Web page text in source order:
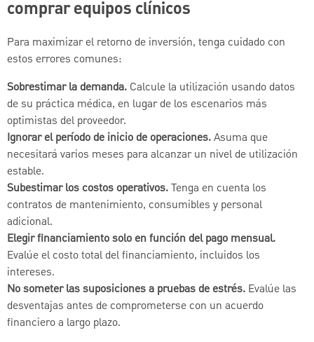
comprar equipos clínicos
Para maximizar el retorno de inversión, tenga cuidado con
estos errores comunes:
Sobrestimar la demanda. Calcule la utilización usando datos
de su práctica médica, en lugar de los escenarios más
optimistas del proveedor.
Ignorar el período de inicio de operaciones.Asuma que
necesitará varios meses para alcanzar un nivel de utilización
estable.
Subestimar los costos operativos.Tenga en cuenta los
contratos de mantenimiento, consumibles y personal
adicional.
Elegir financiamiento solo en función del pago mensual.
Evalúe el costo total del financiamiento, incluidos los
intereses.
No someter las suposiciones a pruebas de estrés. Evalúe las
desventajas antes de comprometerse con un acuerdo
financiero a largo plazo.